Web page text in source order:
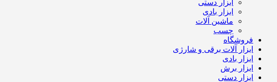
ابزار دستی
ابزار بادی
ماشین آلات
چسب
فروشگاه
ابزار آلات برقی و شارژی
ابزار بادی
ابزار برش
ابزار دستی